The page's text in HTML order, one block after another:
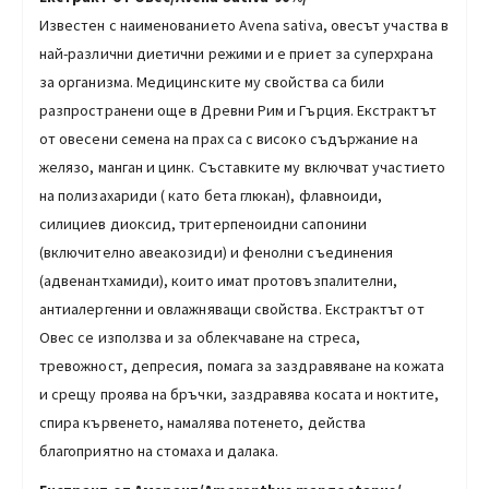
Известен с наименованието Avena sativa, овесът участва в
най-различни диетични режими и е приет за суперхрана
за организма. Медицинските му свойства са били
разпространени още в Древни Рим и Гърция. Екстрактът
от овесени семена на прах са с високо съдържание на
желязо, манган и цинк. Съставките му включват участието
на полизахариди ( като бета глюкан), флавноиди,
силициев диоксид, тритерпеноидни сапонини
(включително авеакозиди) и фенолни съединения
(адвенантхамиди), които имат протовъзпалителни,
антиалергенни и овлажняващи свойства. Екстрактът от
Овес се използва и за облекчаване на стреса,
тревожност, депресия, помага за заздравяване на кожата
и срещу проява на бръчки, заздравява косата и ноктите,
спира кървенето, намалява потенето, действа
благоприятно на стомаха и далака.